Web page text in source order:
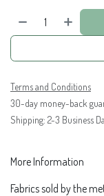
Terms and Conditions
30-day money-back
Shipping: 2-3 Business
More Information
Fabrics sold by the